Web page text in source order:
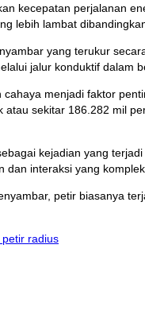
kecepatan perjalanan
lebih lambat
yang terukur
jalur konduktif dalam
menjadi faktor
sekitar 186.282 mil
kejadian yang
interaksi yang
petir biasanya
radius